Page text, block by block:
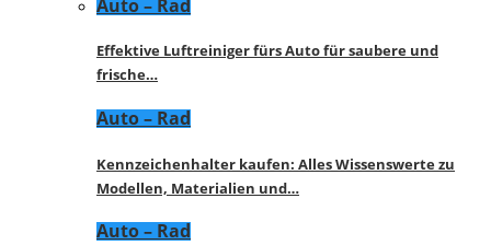
Auto – Rad
Effektive Luftreiniger fürs Auto für saubere und
frische…
Auto – Rad
Kennzeichenhalter kaufen: Alles Wissenswerte zu
Modellen, Materialien und…
Auto – Rad